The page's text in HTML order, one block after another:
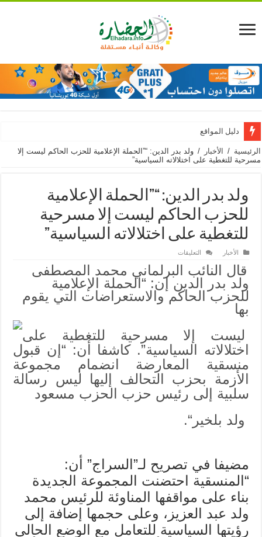
دليل المواقع
الرئيسية / الأخبار / ولد بدر الدين: “”الحملة الإعلامية للحزب الحاكم ليست إلا
مسرحية للتغطية على اختلالاته السياسية”
ولد بدر الدين: “”الحملة الإعلامية
للحزب الحاكم ليست إلا مسرحية
للتغطية على اختلالاته السياسية”
الأخبار التعليقات
بدر
الدين:
“”الحملة
الإعلامية
للحزب
الحاكم
للتغطية
على
اختلالاته
السياسية”
مغلقة
قال النائب البرلماني محمد المصطفى
ولد بدر الدين إن: “الحملة الإعلامية
للحزب الحاكم والاستعراضات التي يقوم
بها
ليست إلا مسرحية للتغطية على
اختلالاته السياسية”. كاشفا أن: “إن قبول
منسقية المعارضة انضمام مجموعة
الأزمة بحزب التحالف إليها ليس رسالة
سلبية إلى رئيس حزب الحزب مسعود
ولد بلخير “.
مضيفا في تصريح لـ”السراج” أن:
“المنسقية احتضنت المجموعة الجديدة
بناء على مواقفها المناوئة للرئيس محمد
ولد عبد العزيز، وعلى حجمها إضافة إلى
رؤيتها السياسية للتعامل مع الوضع الحالي